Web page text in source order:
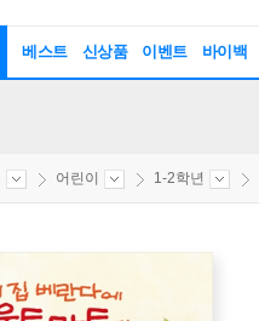
베스트 신상품 이벤트 바이백
어린이 1-2학년